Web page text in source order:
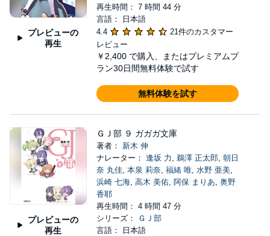
プレビューの
再生
再生時間： 7 時間 44 分
言語： 日本語
4.4
21件のカスタマー
レビュー
￥2,400 で購入、またはプレミアムプ
ラン30日間無料体験で試す
無料体験を試す
プレビューの
再生
ＧＪ部 ９ ガガガ文庫
著者： 新木 伸
ナレーター： 逢坂 力 , 鵜澤 正太郎, 朝日
奈 丸佳, 本泉 莉奈, 福緒 唯, 水野 亜美,
浜崎 七海, 高木 美佑, 阿保 まりあ, 奥野
香耶
再生時間： 4 時間 47 分
シリーズ：
ＧＪ部
言語： 日本語